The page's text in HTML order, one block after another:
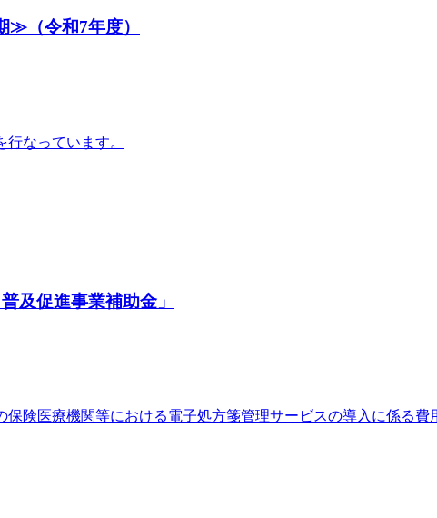
≫（令和7年度）
なっています。
及促進事業補助金」
険医療機関等における電子処方箋管理サービスの導入に係る費